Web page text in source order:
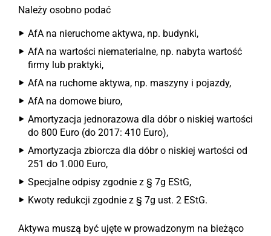
Należy osobno podać
AfA na nieruchome aktywa, np. budynki,
AfA na wartości niematerialne, np. nabyta wartość
firmy lub praktyki,
AfA na ruchome aktywa, np. maszyny i pojazdy,
AfA na domowe biuro,
Amortyzacja jednorazowa dla dóbr o niskiej wartości
do 800 Euro (do 2017: 410 Euro),
Amortyzacja zbiorcza dla dóbr o niskiej wartości od
251 do 1.000 Euro,
Specjalne odpisy zgodnie z § 7g EStG,
Kwoty redukcji zgodnie z § 7g ust. 2 EStG.
Aktywa muszą być ujęte w prowadzonym na bieżąco